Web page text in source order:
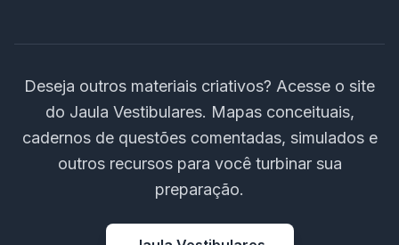
Deseja outros materiais criativos? Acesse o site
do Jaula Vestibulares. Mapas conceituais,
cadernos de questões comentadas, simulados e
outros recursos para você turbinar sua
preparação.